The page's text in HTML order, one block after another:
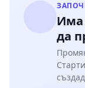
Има
да